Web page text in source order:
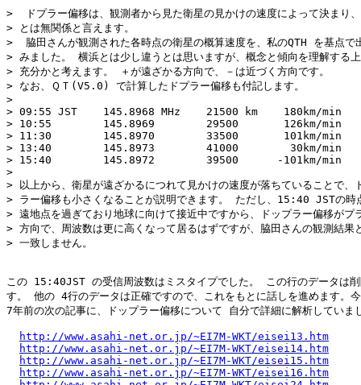
>  ドプラー偏移は、観測者から見た衛星の見かけの速度によって決まり
> とは無関係と言えます。
>  脇田さんが観測された各時点の衛星の概算速度を、私のQTH を基点で
> みました。 横浜とは少し違うとは思いますが、概念と傾向を理解する
> 充分かと考えます。 ＋が遠ざかる方向で、－は近づく方向です。
> なお、ＱＴ(V5.0) で計算したドプラー偏移も付記します。
>
> 09:55 JST    145.8968 MHz    21500 km    180km/min
> 10:55        145.8969        29500       126km/min
> 11:30        145.8970        33500       101km/min
> 13:40        145.8973        41000        30km/min
> 15:40        145.8972        39500      -101km/min
>
> 以上から、衛星が遠ざかるにつれて見かけの速度が落ちていることで、
> ラー偏移も小さくなることが説明できます。 ただし、15:40 JSTの時
> 遠地点を過ぎており地球に向けて接近中ですから、ドップラー偏移がプ
> 方向で、周波数は更に高くなって居るはずですが、脇田さんの観測結果
> 一致しません。
この 15:40JST の受信周波数はミスタイプでした。 この行のデータは
す。 他の 4行のデータは正確ですので、これをもとに話しを進めます。
7年前の次の記事に、ドップラー偏移について 自分で詳細に解析していま
http://www.asahi-net.or.jp/~EI7M-WKT/eisei13.htm
http://www.asahi-net.or.jp/~EI7M-WKT/eisei14.htm
http://www.asahi-net.or.jp/~EI7M-WKT/eisei15.htm
http://www.asahi-net.or.jp/~EI7M-WKT/eisei16.htm